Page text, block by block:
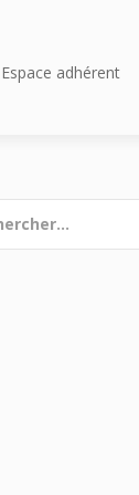
Espace adhérent